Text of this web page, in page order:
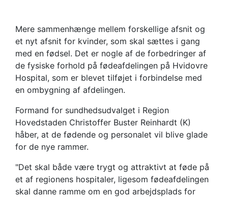
​Mere sammenhænge mellem forskellige afsnit og
et nyt afsnit for kvinder, som skal sættes i gang
med en fødsel. Det er nogle af de forbedringer af
de fysiske forhold på fødeafdelingen på Hvidovre
Hospital, som er blevet tilføjet i forbindelse med
en ombygning af afdelingen.
Formand for sundhedsudvalget i Region
Hovedstaden Christoffer Buster Reinhardt (K)
håber, at de fødende og personalet vil blive glade
for de nye rammer.
"Det skal både være trygt og attraktivt at føde på
et af regionens hospitaler, ligesom fødeafdelingen
skal danne ramme om en god arbejdsplads for